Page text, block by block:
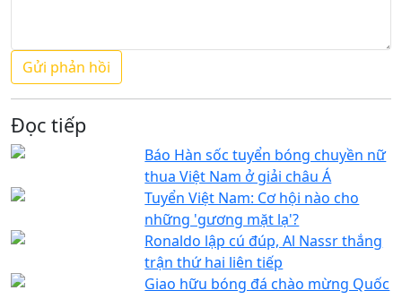
Đọc tiếp
Báo Hàn sốc tuyển bóng chuyền nữ
thua Việt Nam ở giải châu Á
Tuyển Việt Nam: Cơ hội nào cho
những 'gương mặt lạ'?
Ronaldo lập cú đúp, Al Nassr thắng
trận thứ hai liên tiếp
Giao hữu bóng đá chào mừng Quốc